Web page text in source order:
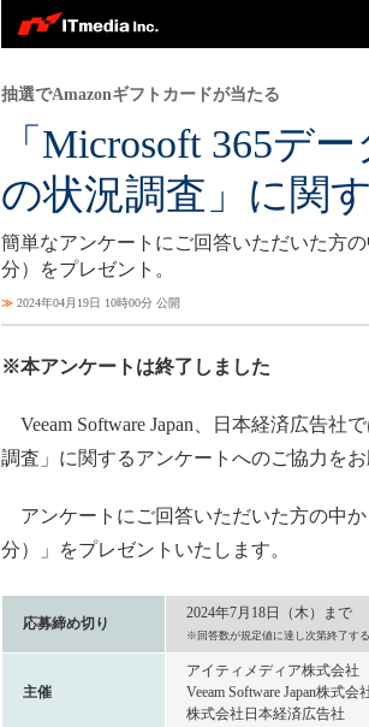
「Microsoft 365デ
の状況調査」に関
抽選でAmazonギフトカードが当たる
簡単なアンケートにご回答いただいた方
分）をプレゼント。
≫ 2024年04月19日 10時00分 公開
※本アンケートは終了しました
Veeam Software Japan、日本経済広告社
調査」に関するアンケートへのご協力をお
アンケートにご回答いただいた方の中か
分）」をプレゼントいたします。
応募締め切り
2024年7月18日（木）まで
※回答数が規定値に達し次第終了す
主催
アイティメディア株式会社
Veeam Software Japan株式会
株式会社日本経済広告社